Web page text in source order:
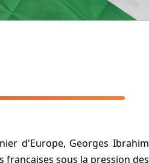
d'Europe, Georges Ibrahim
sous la pression des